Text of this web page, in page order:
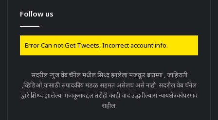
Follow us
Error Can not Get Tweets, Incorrect account info.
सदरील न्युज वेब चॅनेल मधील प्रसिध्द झालेला मजकूर बातम्या , जाहिराती
,व्हिडिओ,यांसाठी संपादकीय मंडळ सहमत असेलच असे नाही .सदरील वेब चॅनेल
द्वारे प्रसिध्द झालेल्या मजकूराबद्दल तरीही काही वाद उद्भवील्यास न्यायक्षेत्रकोपरगाव
राहील.